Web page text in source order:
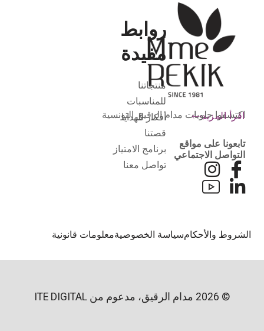
اكتشفوا حلويات مدام الرقيق التونسية
اقرأ المزيد
تابعونا على مواقع
التواصل الاجتماعي
روابط
مفيدة
منتجاتنا
للمناسبات
أفكار للهدايا
قصتنا
برنامج الامتياز
تواصل معنا
والأحكامسياسة الخصوصيةمعلومات قانونية
ITE DIGITAL